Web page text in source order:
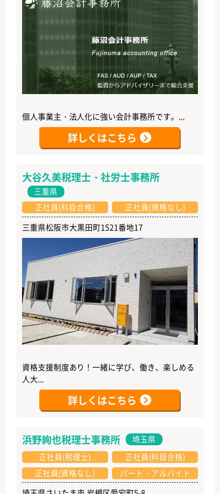
個人事業主・法人化に強い会計事務所です。...
詳しくはこちら
大谷久美税理士・社労士事務所
三重県
正社員(科目合格)
正社員(資格なし)
三重県松阪市大黒田町1521番地17
資格支援制度あり！一緒に学び、働き、楽しめる
人大...
詳しくはこちら
浜野絢也税理士事務所
埼玉県
正社員(税理士)
正社員(科目合格)
正社員(資格なし)
パート・アルバイト